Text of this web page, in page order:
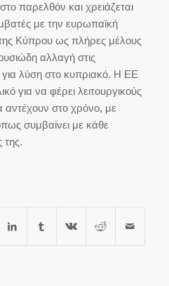
παρελθόν και χρειάζεται
με την ευρωπαϊκή
της Κύπρου ως πλήρες μέλους
αλλαγή στις
λύση στο κυπριακό. Η ΕΕ
για να φέρει λειτουργικούς
αντέχουν στο χρόνο, με
συμβαίνει με κάθε
της.